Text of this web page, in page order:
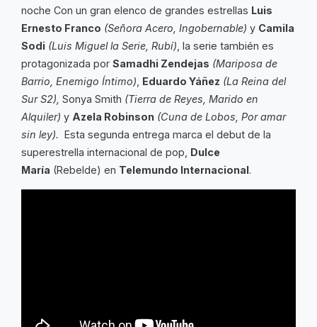
noche Con un gran elenco de grandes estrellas Luis
Ernesto Franco (Señora Acero, Ingobernable) y Camila
Sodi (Luis Miguel la Serie, Rubí) , la serie también es
protagonizada por Samadhi Zendejas (Mariposa de
Barrio, Enemigo Íntimo) Eduardo Yáñez (La Reina del
Sur S2), Sonya Smith (Tierra de Reyes, Marido en
Alquiler) y Azela Robinson (Cuna de Lobos, Por amar
sin ley). Esta segunda entrega marca el debut de la
superestrella internacional de pop, Dulce
María (Rebelde) en Telemundo Internacional.